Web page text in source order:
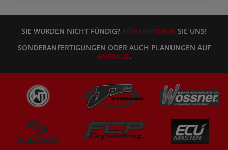
SIE WURDEN NICHT FÜNDIG? KONTAKTIEREN SIE UNS!
SONDERANFERTIGUNGEN ODER AUCH PLANUNGEN AUF
ANFRAGE.